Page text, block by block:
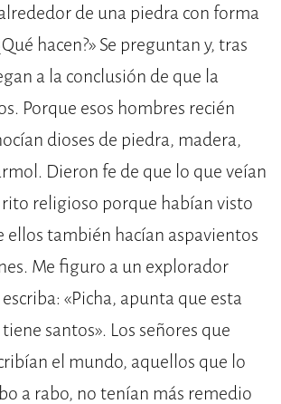
de una piedra con forma
hacen?» Se preguntan y, tras
a la conclusión de que la
Porque esos hombres recién
dioses de piedra, madera,
Dieron fe de que lo que veían
rito religioso porque habían visto
ellos también hacían aspavientos
Me figuro a un explorador
«Picha, apunta que esta
santos». Los señores que
el mundo, aquellos que lo
a rabo, no tenían más remedio